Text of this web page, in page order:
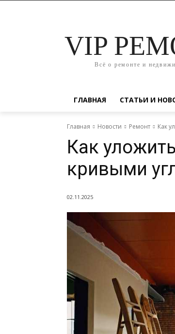
VIP
Всё о ремонте и
ГЛАВНАЯ СТАТЬИ И
Главная Новости Ремонт Как
Как
кривыми
02.11.2025